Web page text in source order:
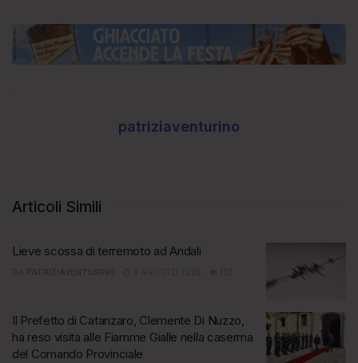
patriziaventurino
Articoli Simili
Lieve scossa di terremoto ad Andali
Il Prefetto di Catanzaro, Clemente Di Nuzzo,
ha reso visita alle Fiamme Gialle nella caserma
del Comando Provinciale